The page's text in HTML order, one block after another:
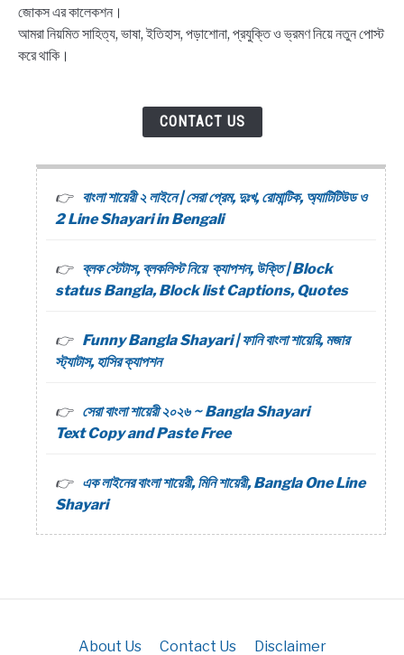
জোকস এর কালেকশন।
আমরা নিয়মিত সাহিত্য, ভাষা, ইতিহাস, পড়াশোনা, প্রযুক্তি ও ভ্রমণ নিয়ে নতুন পোস্ট
করে থাকি।
CONTACT US
বাংলা শায়েরী ২ লাইনে | সেরা প্রেম, দুঃখ, রোমান্টিক, অ্যাটিটিউড ও
2 Line Shayari in Bengali
ব্লক স্টেটাস, ব্লকলিস্ট নিয়ে ক্যাপশন, উক্তি | Block
status Bangla, Block list Captions, Quotes
Funny Bangla Shayari | ফানি বাংলা শায়েরি, মজার
স্ট্যাটাস, হাসির ক্যাপশন
সেরা বাংলা শায়েরী ২০২৬ ~ Bangla Shayari
Text Copy and Paste Free
এক লাইনের বাংলা শায়েরী, মিনি শায়েরী, Bangla One Line
Shayari
About Us Contact Us Disclaimer